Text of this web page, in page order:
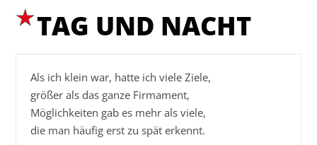
TAG UND NACHT
Als ich klein war, hatte ich viele Ziele,
größer als das ganze Firmament,
Möglichkeiten gab es mehr als viele,
die man häufig erst zu spät erkennt.